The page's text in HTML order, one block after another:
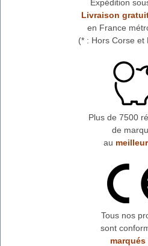
Expédition
Livraison
en France
(* : Hors Corse et
Plus de 7500
de
au
Tous nos
sont
marqués